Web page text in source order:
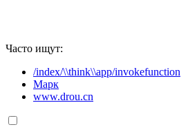
Часто ищут:
/index/\\think\\app/invokefunction
Марк
www.drou.cn